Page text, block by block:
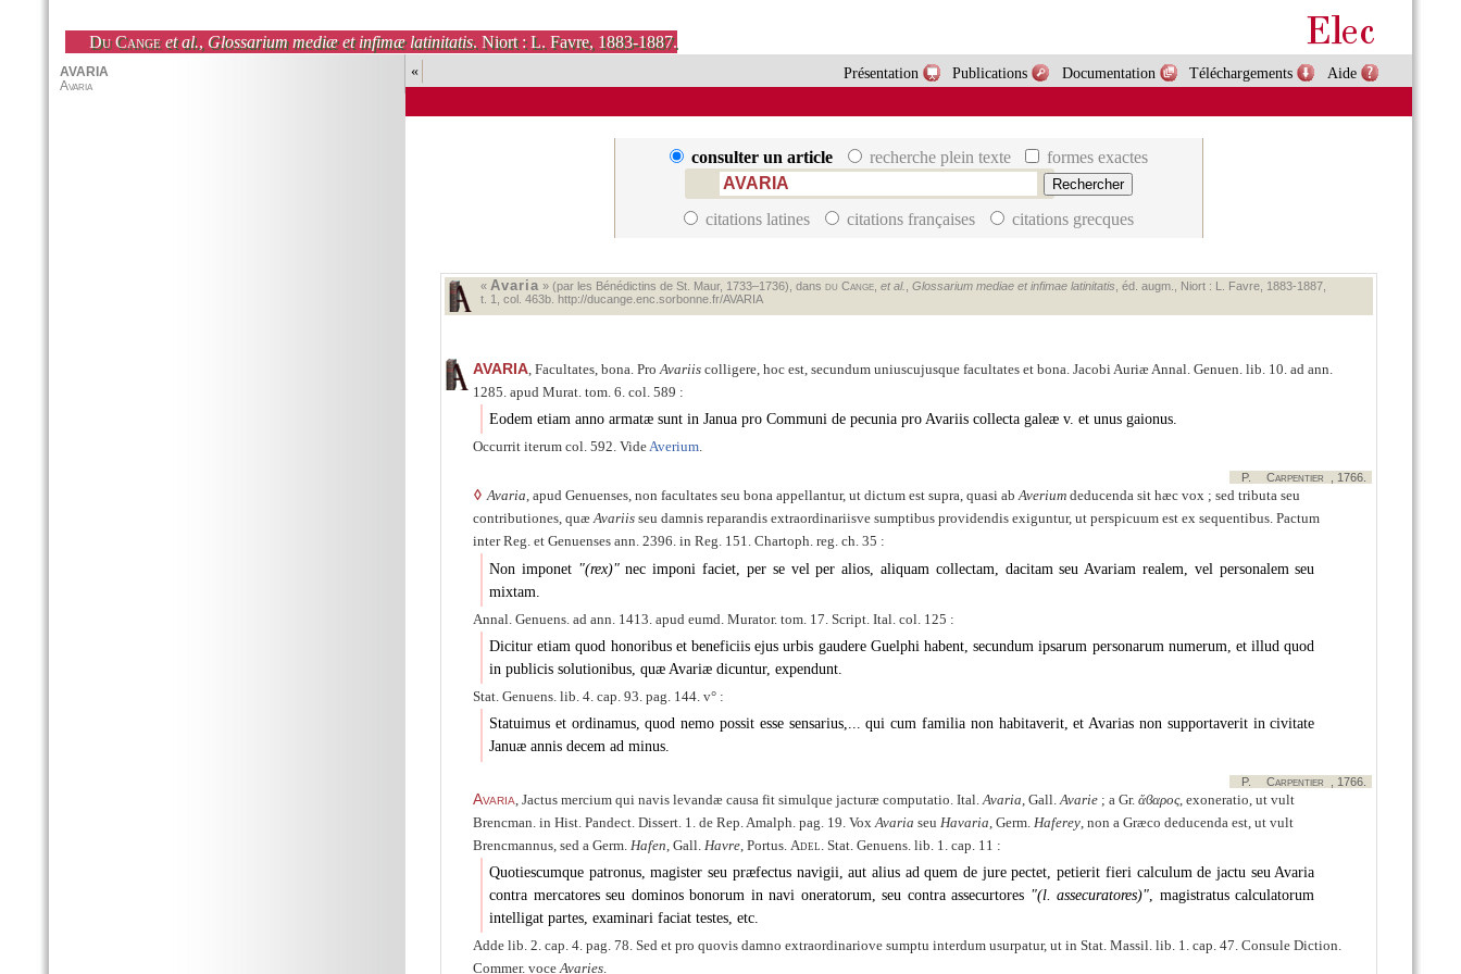
Du Cange et al., Glossarium mediæ et infimæ latinitatis. Niort : L. Favre, 1883-1887.
« Aide
Téléchargements
Documentation
Publications
Présentation
consulter un article recherche plein texte formes exactes
citations latines citations françaises citations grecques
« Avaria » (par les Bénédictins de St. Maur, 1733–1736), dans du Cange, et al. Glossarium mediae et infimae latinitatis , éd. augm., Niort : L. Favre, 1883‑1887,
t. 1, col. 463b. http://ducange.enc.sorbonne.fr/AVARIA
AVARIA, Facultates, bona. ProAvariiscolligere, hoc est, secundum uniuscujusquefacultates et bona. Jacobi Auriæ Annal. Genuen. lib. 10. ad ann.
1285. apud Murat. tom. 6. col. 589 :
Eodem etiam anno armatæ sunt in Janua pro Communi de pecunia pro Avariis collecta galeæ v. et unus gaionus.
Occurrit iterum col. 592. VideAverium.
P. Carpentier , 1766.
◊ Avaria, apud Genuenses, non facultates seu bona appellantur, ut dictum est supra, quasi abAveriumdeducenda sit hæc vox ; sed tributa seu
contributiones, quæAvariisseu damnis reparandis extraordinariisve sumptibus providendis exiguntur, ut perspicuum est ex sequentibus. Pactum
inter Reg. et Genuenses ann. 2396. in Reg. 151. Chartoph. reg. ch. 35 :
Non imponet
(rex) nec imponi faciet, per se vel per alios, aliquam collectam, dacitam seu Avariam realem, vel personalem seu
mixtam.
Annal. Genuens. ad ann. 1413. apud eumd. Murator. tom. 17. Script. Ital. col. 125 :
Dicitur etiam quod honoribus et beneficiis ejus urbis gaudere Guelphi habent, secundum ipsarum personarum numerum, et illud quod
in publicis solutionibus, quæ Avariæ dicuntur, expendunt.
Stat. Genuens. lib. 4. cap. 93. pag. 144. v° :
Statuimus et ordinamus, quod nemo possit esse sensarius,... qui cum familia non habitaverit, et Avarias non supportaverit in civitate
Januæ annis decem ad minus.
P. Carpentier , 1766.
Avaria , Jactus mercium qui navis levandæ causa fit simulque jacturæ computatio. Ital. Avaria , Gall. Avarie; a Gr. ἄϐαρος, exoneratio, ut vult
Brencman. in Hist. Pandect. Dissert. 1. de Rep. Amalph. pag. 19. Vox Avaria seu Havaria , Germ. Haferey, non a Græco deducenda est, ut vult
Brencmannus, sed a Germ. Hafen , Gall. Havre, Portus. Adel . Stat. Genuens. lib. 1. cap. 11 :
Quotiescumque patronus, magister seu præfectus navigii, aut alius ad quem de jure pectet, petierit fieri calculum de jactu seu Avaria
contra mercatores seu dominos bonorum in navi oneratorum, seu contra assecurtores
(l. assecuratores)
, magistratus calculatorum
intelligat partes, examinari faciat testes, etc.
Adde lib. 2. cap. 4. pag. 78. Sed et pro quovis damno extraordinariove sumptu interdum usurpatur, ut in Stat. Massil. lib. 1. cap. 47. Consule Diction.
Commer. voceAvaries.